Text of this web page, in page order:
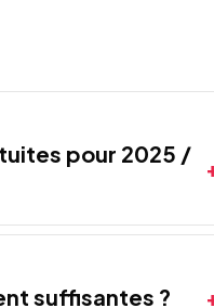
pour 2025 /
suffisantes ?